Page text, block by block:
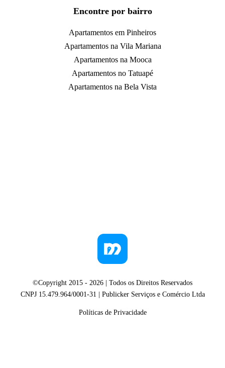
Encontre por bairro
Apartamentos em Pinheiros
Apartamentos na Vila Mariana
Apartamentos na Mooca
Apartamentos no Tatuapé
Apartamentos na Bela Vista
©Copyright 2015 - 2026 | Todos os Direitos Reservados
CNPJ 15.479.964/0001-31 | Publicker Serviços e Comércio Ltda
Políticas de Privacidade